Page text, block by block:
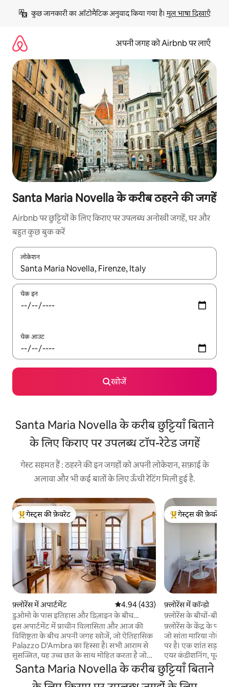
छोड़कर
कॉन्टेंट
कुछ जानकारी का ऑटोमैटिक अनुवाद किया गया है। मूल भाषा दिखाएँ
अपनी जगह को Airbnb पर लाएँ
Santa Maria Novella के करीब ठहरने की जगहें
Airbnb पर छुट्टियों के लिए किराए पर उपलब्ध अनोखी जगहें, घर और
बहुत कुछ बुक करें
लोकेशन
नतीजों के उपलब्ध होने पर, अप और डाउन 'ऐरो की' का इस्तेमाल करके नेविगेट
चेक इन
चेक आउट
खोजें
Santa Maria Novella के करीब छुट्टियाँ बिताने
के लिए किराए पर उपलब्ध टॉप-रेटेड जगहें
गेस्ट सहमत हैं : ठहरने की इन जगहों को अपनी लोकेशन, सफ़ाई के
अलावा और भी कई बातों के लिए ऊँची रेटिंग मिली हुई है.
गेस्ट्स का टॉप फ़ेवरेट
गेस्ट्स की फ़ेवरेट
फ़्लोरेंस में अपार्टमेंट औसत रेटिंग 5 में से 4.94, 433 समीक्षाएँ
4.94 (433)
डुओमो के पास इतिहास और डिज़ाइन के बीच
अपार्टमेंट
इस अपार्टमेंट में प्राचीन विलासिता और आज की
विशिष्टता के बीच अपनी जगह खोजें, जो ऐतिहासिक
Palazzo D'Ambra का हिस्सा है। सभी आराम से
सुसज्जित, यह उच्च छत के साथ मोहित करता है जो
मूल सजावट और एक परिष्कृत सामान को संरक्षित
करता है। पार्किंग और ध्वनिक पर्दे, अधिक
आरामदायक नींद के लिए "चुप्पी" खिड़कियां।
गेस्ट्स का टॉप फ़ेवरेट
गेस्ट्स की फ़ेवरेट
फ़्लोरेंस में कॉन्डो
फ़्लोरेंस के बीचों-बीच
फ़्लोरेंस के केंद्र के पास
जो सांता मारिया
पर है। एक शांत सड़क
एयर कंडीशनिंग, पूरी
और बेदाग साफ़-सफ़ाई
कपल, परिवारों और
बिलकुल सही। ट्राम
Santa Maria Novella के करीब छुट्टियाँ बिताने